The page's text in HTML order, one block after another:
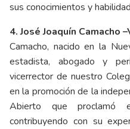
sus conocimientos y
4. José Joaquín Camacho
Camacho, nacido en la
estadista, abogado y
vicerrector de nuestro
en la promoción de la
Abierto que proclamó
contribuyendo con su